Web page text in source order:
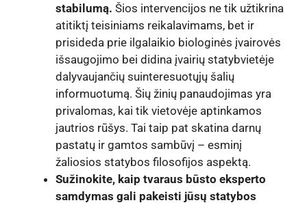
stabilumą. Šios intervencijos ne tik užtikrina
atitiktį teisiniams reikalavimams, bet ir
prisideda prie ilgalaikio biologinės įvairovės
išsaugojimo bei didina įvairių statybvietėje
dalyvaujančių suinteresuotųjų šalių
informuotumą. Šių žinių panaudojimas yra
privalomas, kai tik vietovėje aptinkamos
jautrios rūšys. Tai taip pat skatina darnų
pastatų ir gamtos sambūvį – esminį
žaliosios statybos filosofijos aspektą.
Sužinokite, kaip tvaraus būsto eksperto
samdymas gali pakeisti jūsų statybos